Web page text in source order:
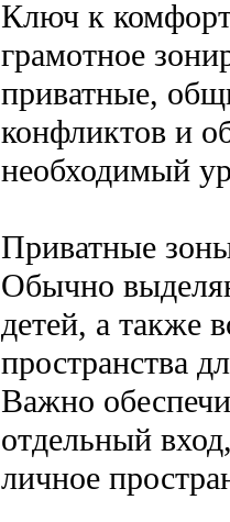
Ключ к
грамотное
приватные,
конфликтов и
необходимый
Приватные
Обычно
детей, а также
пространства
Важно
отдельный
личное